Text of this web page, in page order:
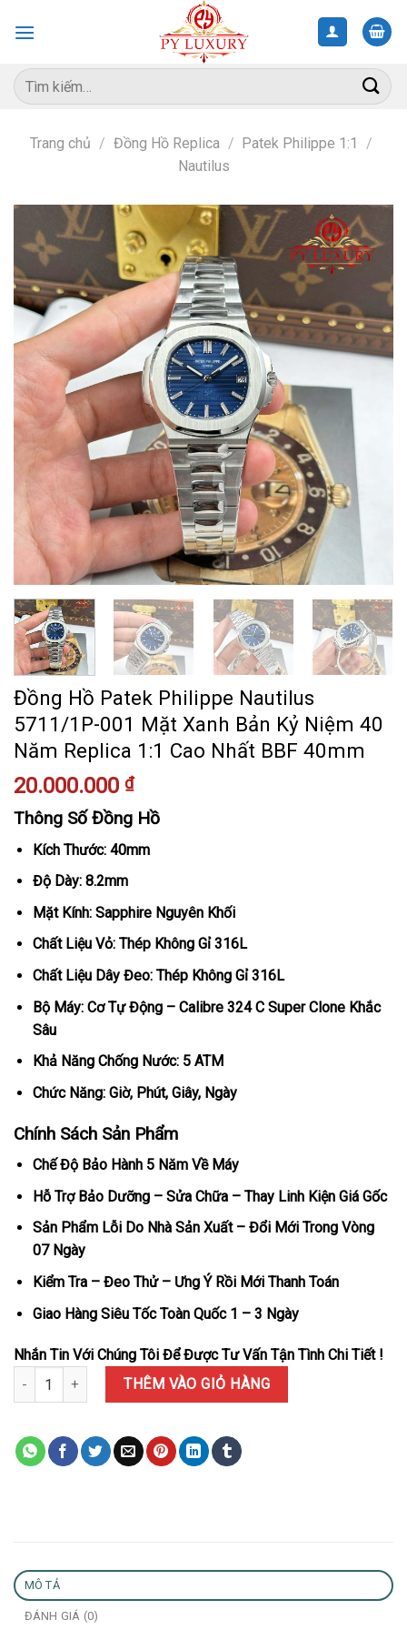
Tìm
kiếm:
Trang chủ / Đồng Hồ Replica / Patek Philippe 1:1
/
Nautilus
Đồng Hồ Patek Philippe Nautilus
5711/1P-001 Mặt Xanh Bản Kỷ Niệm 40
Năm Replica 1:1 Cao Nhất BBF 40mm
20.000.000 ₫
Thông Số Đồng Hồ
Kích Thước: 40mm
Độ Dày: 8.2mm
Mặt Kính: Sapphire Nguyên Khối
Chất Liệu Vỏ: Thép Không Gỉ 316L
Chất Liệu Dây Đeo: Thép Không Gỉ 316L
Bộ Máy: Cơ Tự Động – Calibre 324 C Super Clone Khắc
Sâu
Khả Năng Chống Nước: 5 ATM
Chức Năng: Giờ, Phút, Giây, Ngày
Chính Sách Sản Phẩm
Chế Độ Bảo Hành 5 Năm Về Máy
Hỗ Trợ Bảo Dưỡng – Sửa Chữa – Thay Linh Kiện Giá Gốc
Sản Phẩm Lỗi Do Nhà Sản Xuất – Đổi Mới Trong Vòng
07 Ngày
Kiểm Tra – Đeo Thử – Ưng Ý Rồi Mới Thanh Toán
Giao Hàng Siêu Tốc Toàn Quốc 1 – 3 Ngày
Nhắn Tin Với Chúng Tôi Để Được Tư Vấn Tận Tình Chi Tiết !
Đồng Hồ Patek Philippe Nautilus 5711/1P-001 Mặt Xanh Bản Kỷ
THÊM VÀO GIỎ HÀNG
MÔ TẢ
ĐÁNH GIÁ (0)